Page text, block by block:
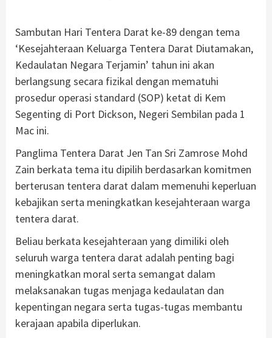
Sambutan Hari Tentera Darat ke-89 dengan tema
‘Kesejahteraan Keluarga Tentera Darat Diutamakan,
Kedaulatan Negara Terjamin’ tahun ini akan
berlangsung secara fizikal dengan mematuhi
prosedur operasi standard (SOP) ketat di Kem
Segenting di Port Dickson, Negeri Sembilan pada 1
Mac ini.
Panglima Tentera Darat Jen Tan Sri Zamrose Mohd
Zain berkata tema itu dipilih berdasarkan komitmen
berterusan tentera darat dalam memenuhi keperluan
kebajikan serta meningkatkan kesejahteraan warga
tentera darat.
Beliau berkata kesejahteraan yang dimiliki oleh
seluruh warga tentera darat adalah penting bagi
meningkatkan moral serta semangat dalam
melaksanakan tugas menjaga kedaulatan dan
kepentingan negara serta tugas-tugas membantu
kerajaan apabila diperlukan.